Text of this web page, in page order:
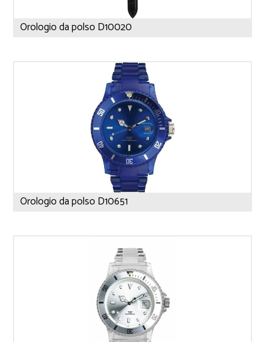
Orologio da polso D10020
Orologio da polso D10651